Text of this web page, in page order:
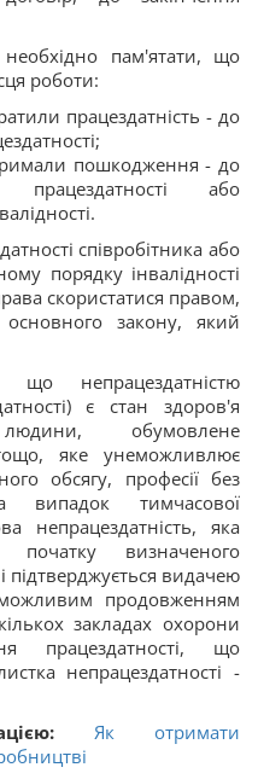
пам'ятати, що
роботи:
працездатність - до
пошкодження - до
працездатності або
співробітника або
порядку інвалідності
скористатися правом,
закону, який
що непрацездатністю
є стан здоров'я
обумовлене
яке унеможливлює
обсягу, професії без
тимчасової
непрацездатність, яка
визначеного
видачею
можливим продовженням
закладах охорони
працездатності, що
непрацездатності -
Як отримати